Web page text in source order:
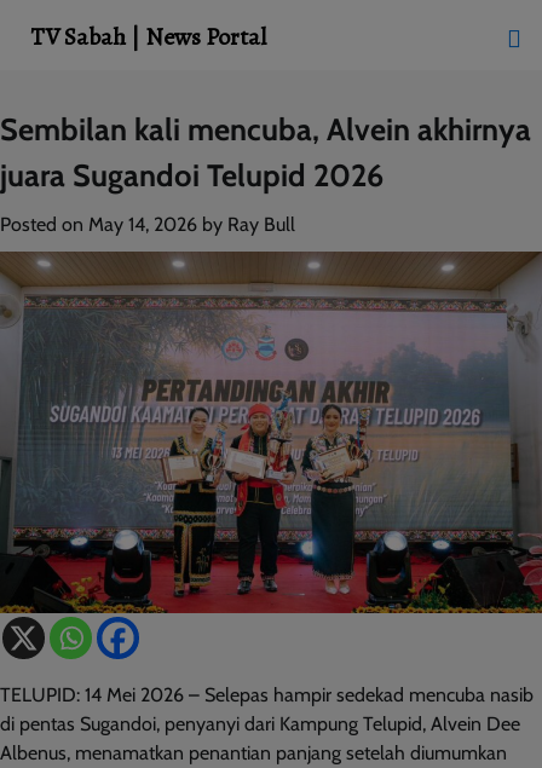
Skip
to
content
Sembilan kali mencuba, Alvein akhirnya
juara Sugandoi Telupid 2026
Posted on May 14, 2026 by Ray Bull
TELUPID: 14 Mei 2026 – Selepas hampir sedekad mencuba nasib
di pentas Sugandoi, penyanyi dari Kampung Telupid, Alvein Dee
Albenus, menamatkan penantian panjang setelah diumumkan
TV Sabah | News Portal